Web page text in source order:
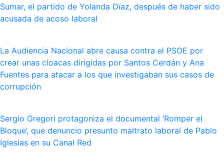
Sumar, el partido de Yolanda Dïaz, después de haber sido
acusada de acoso laboral
La Audiencia Nacional abre causa contra el PSOE por
crear unas cloacas dirigidas por Santos Cerdán y Ana
Fuentes para atacar a los que investigaban sus casos de
corrupción
Sergio Gregori protagoniza el documental ‘Romper el
Bloque’, que denuncio presunto maltrato laboral de Pablo
Iglesias en su Canal Red